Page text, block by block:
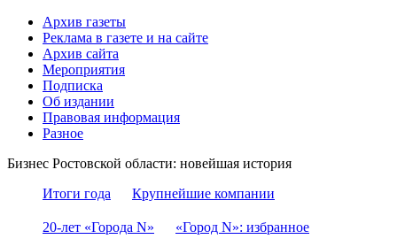
Архив газеты
Реклама в газете и на сайте
Архив сайта
Мероприятия
Подписка
Об издании
Правовая информация
Разное
Бизнес Ростовской области: новейшая история
Итоги года
Крупнейшие компании
20-лет «Города N» «Город N»: избранное